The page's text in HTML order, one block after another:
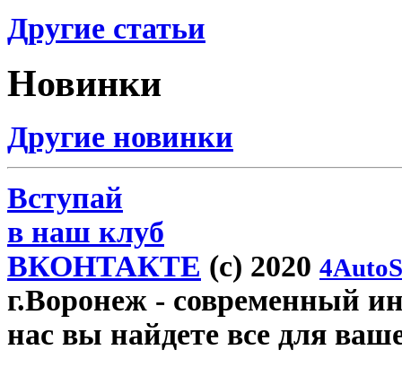
Другие статьи
Новинки
Другие новинки
Вступай
в наш клуб
ВКОНТАКТЕ (c) 2020
г.Воронеж - современный
нас вы найдете все для